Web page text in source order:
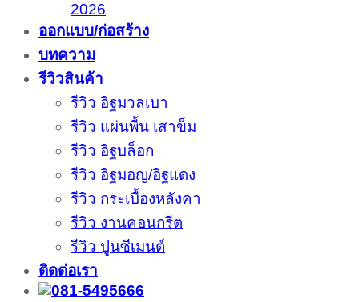
2026
ออกแบบ/ก่อสร้าง
บทความ
รีวิวสินค้า
รีวิว อิฐมวลเบา
รีวิว แผ่นพื้น เสาข็ม
รีวิว อิฐบล็อก
รีวิว อิฐมอญ/อิฐแดง
รีวิว กระเบื้องหลังคา
รีวิว งานคอนกรีต
รีวิว ปูนซีเมนต์
ติดต่อเรา